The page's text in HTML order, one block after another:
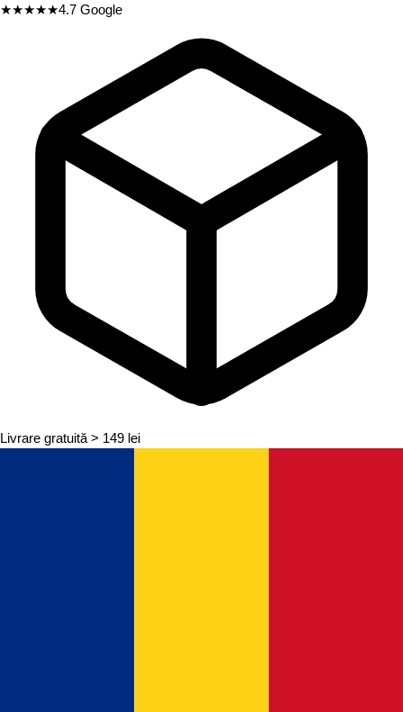
★★★★★4.7 Google
Livrare gratuită > 149 lei